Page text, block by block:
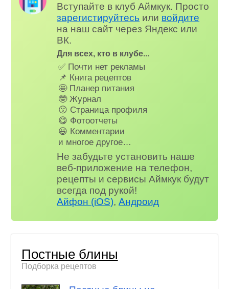
Вступайте в клуб Аймкук. Просто
зарегистируйтесь или войдите
на наш сайт через Яндекс или
ВК.
Для всех, кто в клубе...
✅ Почти нет рекламы
📌 Книга рецептов
🤩 Планер питания
🤓 Журнал
😗 Страница профиля
😋 Фотоотчеты
😃 Комментарии
и многое другое…
Не забудьте установить наше
веб-приложение на телефон,
рецепты и сервисы Аймкук будут
всегда под рукой!
Айфон (iOS),Андроид
Постные блины
Подборка рецептов